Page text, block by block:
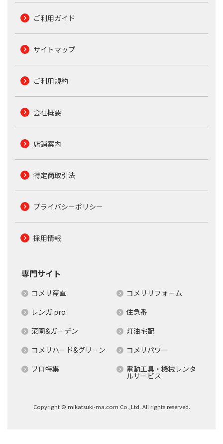
ご利用ガイド
サイトマップ
ご利用規約
会社概要
店舗案内
特定商取引法
プライバシーポリシー
採用情報
専門サイト
コメリ産直
コメリリフォーム
レンガ.pro
住急番
菜園&ガーデン
灯油宅配
コメリハード&グリーン
コメリパワー
プロ特集
電動工具・機械レンタ
ルサービス
Copyright © mikatsuki-ma.com Co.,Ltd. All rights reserved.